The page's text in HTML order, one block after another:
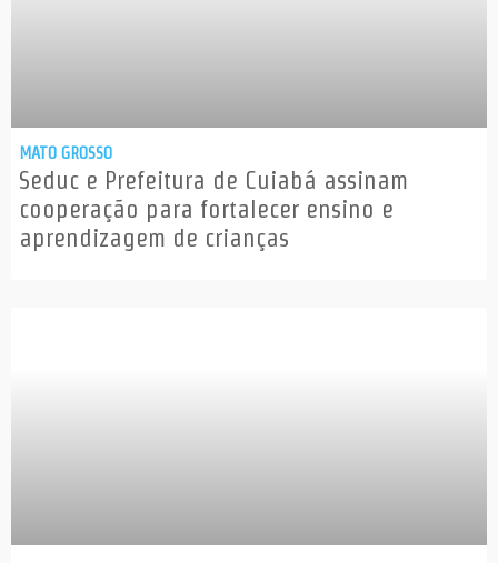
MATO GROSSO
Seduc e Prefeitura de Cuiabá assinam
cooperação para fortalecer ensino e
aprendizagem de crianças